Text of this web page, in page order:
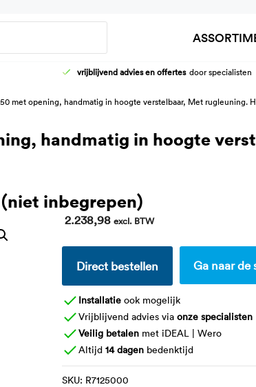
KRANEN
vrijblijvend advies en offertes door specialisten
met opening, handmatig in hoogte verstelbaar, Met rugleuning.
handmatig in hoogte
inbegrepen)
2.238,98 excl. BTW
Direct bestellen Ga naar de
Installatieook mogelijk
Vrijblijvend advies via onze specialisten
Veilig betalenmet iDEAL | Wero
Altijd 14 dagenbedenktijd
SKU: R7125000